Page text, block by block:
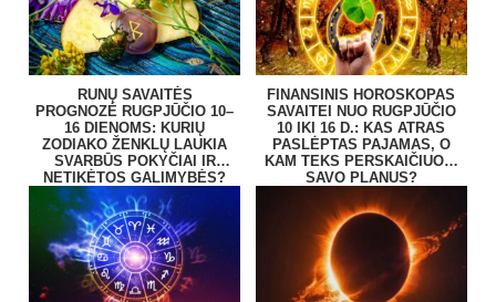
RUNŲ SAVAITĖS
PROGNOZĖ RUGPJŪČIO 10–
16 DIENOMS: KURIŲ
ZODIAKO ŽENKLŲ LAUKIA
SVARBŪS POKYČIAI IR
NETIKĖTOS GALIMYBĖS?
FINANSINIS HOROSKOPAS
SAVAITEI NUO RUGPJŪČIO
10 IKI 16 D.: KAS ATRAS
PASLĖPTAS PAJAMAS, O
KAM TEKS PERSKAIČIUOTI
SAVO PLANUS?